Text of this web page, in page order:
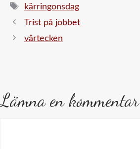
Etiketter
kärringonsdag
Trist på jobbet
vårtecken
Lämna en kommentar